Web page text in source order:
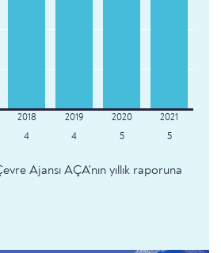
4 4 5 5
Ajansı AÇA'nın yıllık raporuna